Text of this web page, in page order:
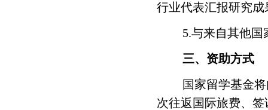
行业代表汇报研究成
5.与来自其他国
三、资助方式
国家留学基金
次往返国际旅费、